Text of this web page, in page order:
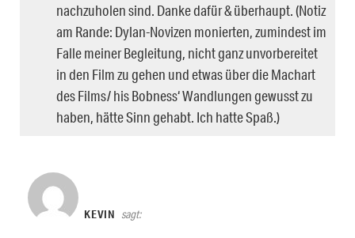
nachzuholen sind. Danke dafür & überhaupt. (Notiz
am Rande: Dylan-Novizen monierten, zumindest im
Falle meiner Begleitung, nicht ganz unvorbereitet
in den Film zu gehen und etwas über die Machart
des Films/ his Bobness‘ Wandlungen gewusst zu
haben, hätte Sinn gehabt. Ich hatte Spaß.)
KEVIN sagt: